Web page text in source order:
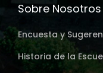
Sobre Nosotros
Encuesta y
Historia de la